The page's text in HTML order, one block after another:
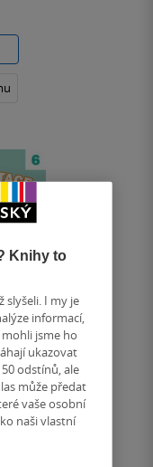
pediatrii
Knihy to
slyšeli. I my je
informací,
jsme ho
ukazovat
odstínů, ale
může předat
vaše osobní
naši vlastní